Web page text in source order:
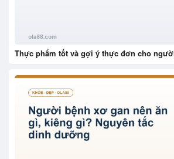
Thực phẩm tốt và gợi ý thực đơn cho